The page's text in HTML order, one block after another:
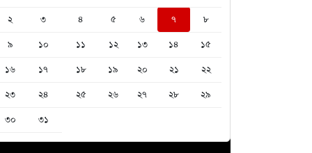
২
৩ ৪ ৫ ৬ ৭
৮
৯
১০ ১১ ১২ ১৩ ১৪
১৫
১৬
১৭ ১৮ ১৯ ২০ ২১
২২
২৩
২৪ ২৫ ২৬ ২৭ ২৮
২৯
৩০
৩১